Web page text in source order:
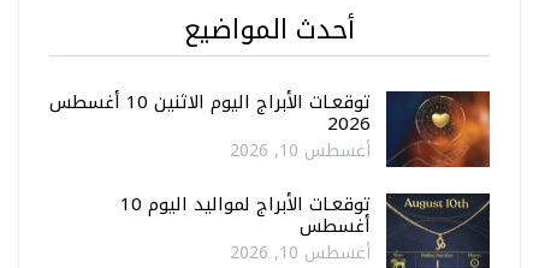
أحدث المواضيع
توقعـات الأبراج اليوم الاثنين 10 أغسطس
2026
أغسطس 10, 2026
توقعـات الأبراج لمواليد اليوم 10
أغسطس
أغسطس 10, 2026